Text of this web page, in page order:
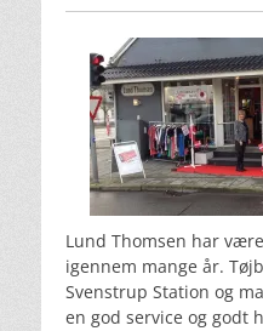
Lund Thomsen har
igennem mange år.
Svenstrup Station og
en god service og godt